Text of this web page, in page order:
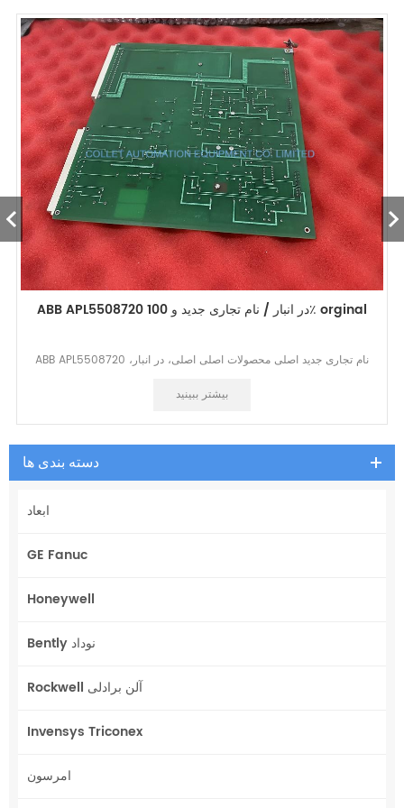
ABB APL5508720 در انبار / نام تجاری جدید و 100٪ orginal
ABB APL5508720 نام تجاری جدید اصلی محصولات اصلی اصلی، در انبار،
بیشتر ببینید
دسته بندی ها
ابعاد
GE Fanuc
Honeywell
Bently نوداد
Rockwell آلن برادلی
Invensys Triconex
امرسون